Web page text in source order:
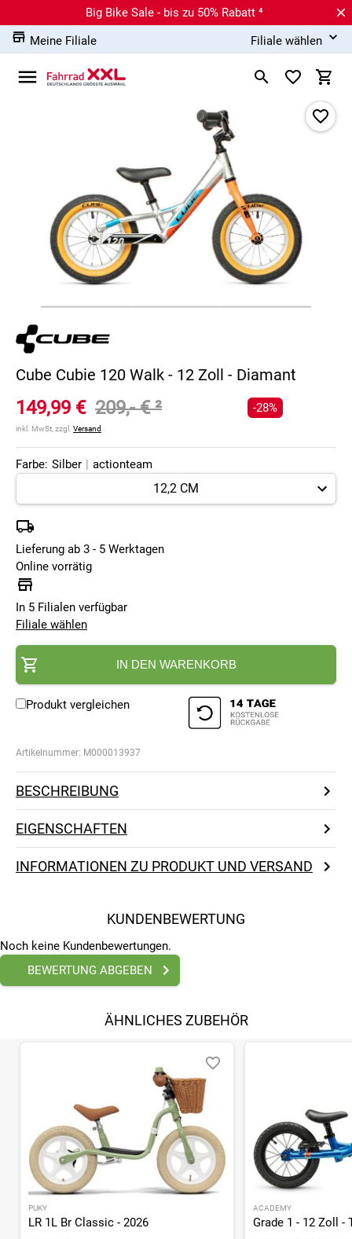
Big Bike Sale - bis zu 50% Rabatt ⁴
Meine Filiale
Filiale wählen
Cube Cubie 120 Walk - 12 Zoll - Diamant
149,99 € 209,- €²
inkl. MwSt, zzgl. Versand
-28%
Farbe: Silber | actionteam
Lieferung ab 3 - 5 Werktagen
Online vorrätig
In 5 Filialen verfügbar
Filiale wählen
IN DEN WARENKORB
Produkt vergleichen
Artikelnummer: M000013937
BESCHREIBUNG
EIGENSCHAFTEN
INFORMATIONEN ZU PRODUKT UND VERSAND
KUNDENBEWERTUNG
Noch keine Kundenbewertungen.
BEWERTUNG ABGEBEN
ÄHNLICHES ZUBEHÖR
PUKY
LR 1L Br Classic - 2026
ACADEMY